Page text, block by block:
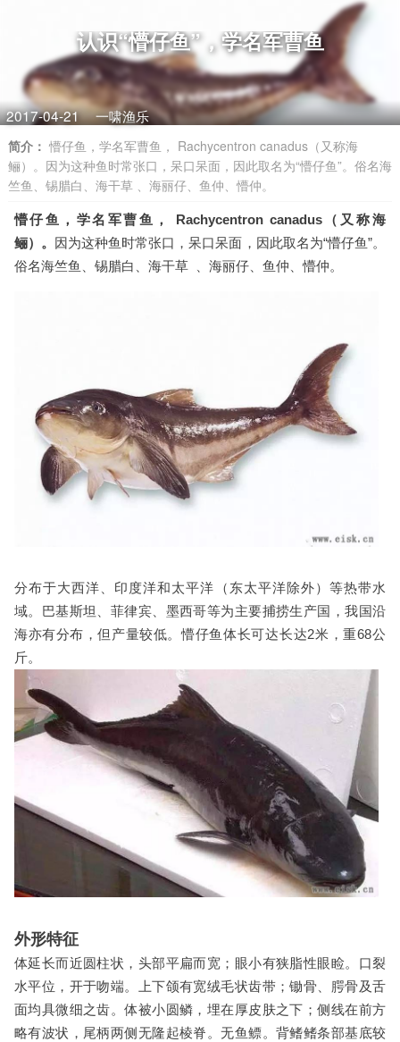
认识“懵仔鱼”，学名军曹鱼
2017-04-21 一啸渔乐
简介： 懵仔鱼，学名军曹鱼， Rachycentron canadus（又称海
鲡）。因为这种鱼时常张口，呆口呆面，因此取名为“懵仔鱼”。俗名海
竺鱼、锡腊白、海干草 、海丽仔、鱼仲、懵仲。
懵仔鱼，学名 军曹鱼， Rachycentron canadus（ 又称海
鲡） 。 因为这种鱼时常张口，呆口呆面，因此取名为“懵仔鱼”。
俗名海竺鱼、锡腊白、海干草 、海丽仔、鱼仲、懵仲。
分布于大西洋、印度洋和太平洋（东太平洋除外）等热带水
域。巴基斯坦、菲律宾、墨西哥等为主要捕捞生产国，我国沿
海亦有分布，但产量较低。懵仔鱼 体长可达长达2米，重68公
斤。
外形特征
体延长而近圆柱状，头部平扁而宽；眼小有狭脂性眼睑。口裂
水平位，开于吻端。上下颌有宽绒毛状齿带；锄骨、腭骨及舌
面均具微细之齿。体被小圆鳞，埋在厚皮肤之下；侧线在前方
略有波状，尾柄两侧无隆起棱脊。无鱼鳔。背鳍鳍条部基底较